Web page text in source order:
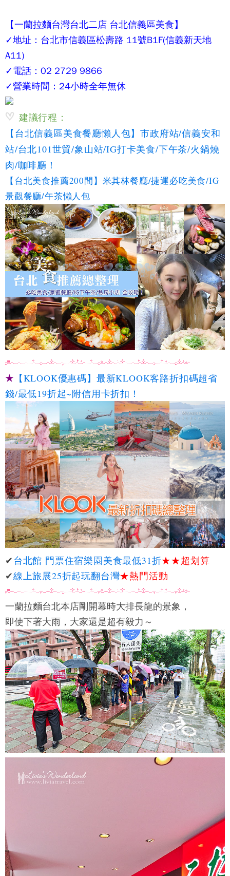
【一蘭拉麵台灣台北二店 台北信義區美食】
✓地址：台北市信義區松壽路 11號B1F(信義新天地
A11)
✓電話：02 2729 9866
✓營業時間：24小時全年無休
建議行程：
【台北信義區美食餐廳懶人包】市政府站/信義安和
站/台北101世貿/象山站/IG打卡美食/下午茶/火鍋燒
肉/咖啡廳！
【台北美食推薦200間】米其林餐廳/捷運必吃美食/IG
景觀餐廳/午茶懶人包
★ 【KLOOK優惠碼】最新KLOOK客路折扣碼超省
錢/最低19折起~附信用卡折扣！
✔台北館 門票住宿樂園美食最低31折★★超划算
✔線上旅展25折起玩翻台灣★熱門活動
一蘭拉麵台北本店剛開幕時大排長龍的景象，
即使下著大雨，大家還是超有毅力～